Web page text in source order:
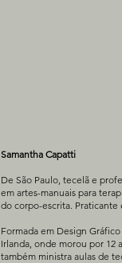
Samantha Capatti
De São Paulo, tecelã e
em artes-manuais para
do corpo-escrita. Praticante
Formada em Design
Irlanda, onde morou por 12
também ministra aulas de